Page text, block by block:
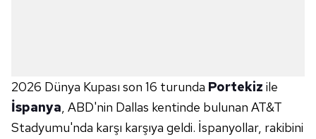
2026 Dünya Kupası son 16 turunda Portekiz ile
İspanya, ABD'nin Dallas kentinde bulunan AT&T
Stadyumu'nda karşı karşıya geldi. İspanyollar, rakibini